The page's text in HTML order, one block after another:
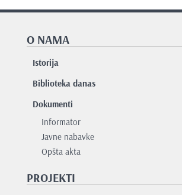
O NAMA
Istorija
Biblioteka danas
Dokumenti
Informator
Javne nabavke
Opšta akta
PROJEKTI